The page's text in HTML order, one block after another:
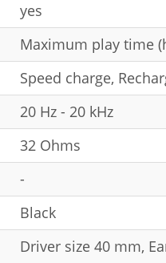
yes
Maximum play time
Speed charge,
20 Hz - 20 kHz
32 Ohms
-
Black
Driver size 40 mm,